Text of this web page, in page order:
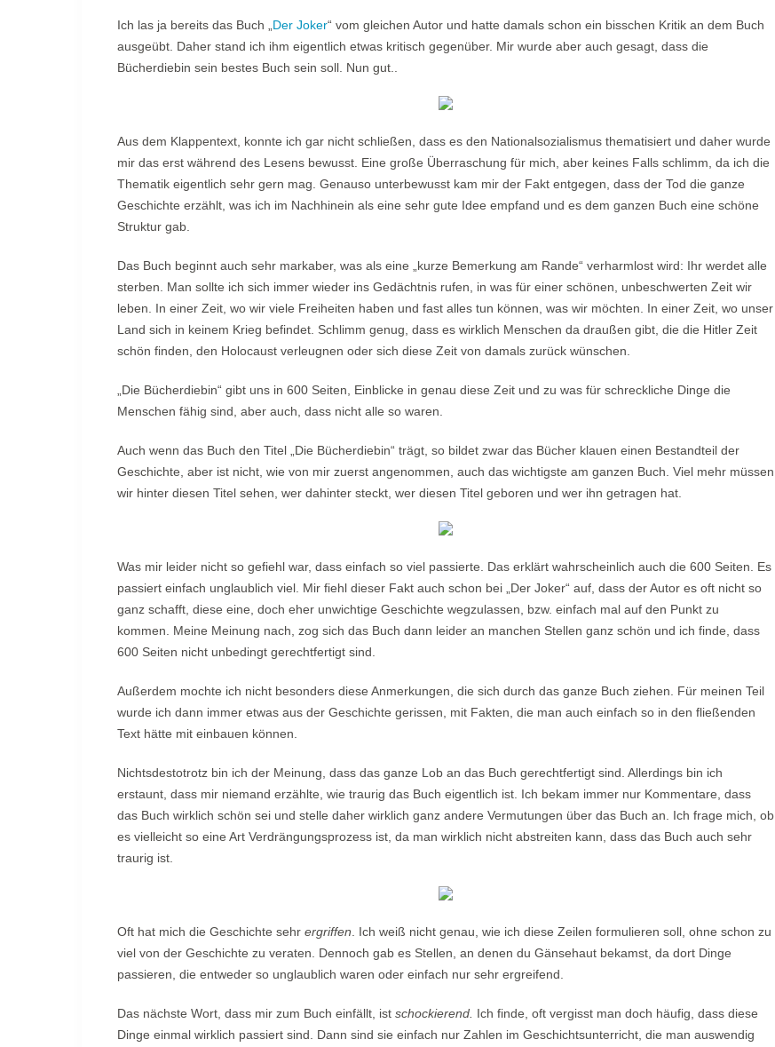
Ich las ja bereits das Buch „ Der Joker“ vom gleichen Autor und hatte damals schon ein bisschen Kritik an dem Buch
ausgeübt. Daher stand ich ihm eigentlich etwas kritisch gegenüber. Mir wurde aber auch gesagt, dass die
Bücherdiebin sein bestes Buch sein soll. Nun gut..
Aus dem Klappentext, konnte ich gar nicht schließen, dass es den Nationalsozialismus thematisiert und daher wurde
mir das erst während des Lesens bewusst. Eine große Überraschung für mich, aber keines Falls schlimm, da ich die
Thematik eigentlich sehr gern mag. Genauso unterbewusst kam mir der Fakt entgegen, dass der Tod die ganze
Geschichte erzählt, was ich im Nachhinein als eine sehr gute Idee empfand und es dem ganzen Buch eine schöne
Struktur gab.
Das Buch beginnt auch sehr markaber, was als eine „kurze Bemerkung am Rande“ verharmlost wird: Ihr werdet alle
sterben. Man sollte ich sich immer wieder ins Gedächtnis rufen, in was für einer schönen, unbeschwerten Zeit wir
leben. In einer Zeit, wo wir viele Freiheiten haben und fast alles tun können, was wir möchten. In einer Zeit, wo unser
Land sich in keinem Krieg befindet. Schlimm genug, dass es wirklich Menschen da draußen gibt, die die Hitler Zeit
schön finden, den Holocaust verleugnen oder sich diese Zeit von damals zurück wünschen.
„Die Bücherdiebin“ gibt uns in 600 Seiten, Einblicke in genau diese Zeit und zu was für schreckliche Dinge die
Menschen fähig sind, aber auch, dass nicht alle so waren.
Auch wenn das Buch den Titel „Die Bücherdiebin“ trägt, so bildet zwar das Bücher klauen einen Bestandteil der
Geschichte, aber ist nicht, wie von mir zuerst angenommen, auch das wichtigste am ganzen Buch. Viel mehr müssen
wir hinter diesen Titel sehen, wer dahinter steckt, wer diesen Titel geboren und wer ihn getragen hat.
Was mir leider nicht so gefiehl war, dass einfach so viel passierte. Das erklärt wahrscheinlich auch die 600 Seiten. Es
passiert einfach unglaublich viel. Mir fiehl dieser Fakt auch schon bei „Der Joker“ auf, dass der Autor es oft nicht so
ganz schafft, diese eine, doch eher unwichtige Geschichte wegzulassen, bzw. einfach mal auf den Punkt zu
kommen. Meine Meinung nach, zog sich das Buch dann leider an manchen Stellen ganz schön und ich finde, dass
600 Seiten nicht unbedingt gerechtfertigt sind.
Außerdem mochte ich nicht besonders diese Anmerkungen, die sich durch das ganze Buch ziehen. Für meinen Teil
wurde ich dann immer etwas aus der Geschichte gerissen, mit Fakten, die man auch einfach so in den fließenden
Text hätte mit einbauen können.
Nichtsdestotrotz bin ich der Meinung, dass das ganze Lob an das Buch gerechtfertigt sind. Allerdings bin ich
erstaunt, dass mir niemand erzählte, wie traurig das Buch eigentlich ist. Ich bekam immer nur Kommentare, dass
das Buch wirklich schön sei und stelle daher wirklich ganz andere Vermutungen über das Buch an. Ich frage mich, ob
es vielleicht so eine Art Verdrängungsprozess ist, da man wirklich nicht abstreiten kann, dass das Buch auch sehr
traurig ist.
Oft hat mich die Geschichte sehr ergriffen . Ich weiß nicht genau, wie ich diese Zeilen formulieren soll, ohne schon zu
viel von der Geschichte zu veraten. Dennoch gab es Stellen, an denen du Gänsehaut bekamst, da dort Dinge
passieren, die entweder so unglaublich waren oder einfach nur sehr ergreifend.
Das nächste Wort, dass mir zum Buch einfällt, ist schockierend. Ich finde, oft vergisst man doch häufig, dass diese
Dinge einmal wirklich passiert sind. Dann sind sie einfach nur Zahlen im Geschichtsunterricht, die man auswendig